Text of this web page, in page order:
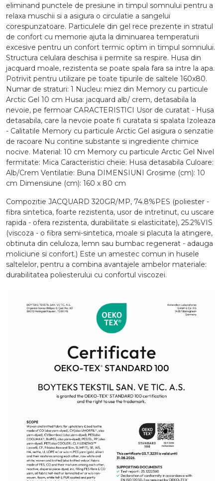
eliminand punctele de presiune in timpul somnului pentru a
relaxa muschii si a asigura o circulatie a sangelui
corespunzatoare. Particulele din gel rece prezente in stratul
de confort cu memorie ajuta la diminuarea temperaturii
excesive pentru un confort termic optim in timpul somnului.
Structura celulara deschisa ii permite sa respire. Husa din
jacquard moale, rezistenta se poate spala fara sa intre la apa.
Potrivit pentru utilizare pe toate tipurile de saltele 160x80.
Numar de straturi: 1 Nucleu: miez din Memory cu particule
Arctic Gel 10 cm Husa: jacquard alb/ crem, detasabila la
nevoie, pe fermoar CARACTERISTICI Usor de curatat - Husa
detasabila, care la nevoie poate fi curatata si spalata Izoleaza
- Calitatile Memory cu particule Arctic Gel asigura o senzatie
de racoare Nu contine substante si ingrediente chimice
nocive. Material: 10 cm Memory cu particule Arctic Gel Nivel
fermitate: Mica Caracteristici cheie: Husa detasabila Culoare:
Alb/Crem Ventilatie: Buna DIMENSIUNI Grosime (cm): 10
cm Dimensiune (cm): 160 x 80 cm
Compozitie JACQUARD 320GR/MP, 74.8%PES (poliester -
fibra sintetica, foarte rezistenta, usor de intretinut, cu uscare
rapida - ofera rezistenta, durabilitate si elasticitate), 25.2%VIS
(viscoza - o fibra semi-sintetica, moale si placuta la atingere,
obtinuta din celuloza, lemn sau bumbac regenerat - adauga
moliciune si confort.) Este un amestec comun in husele
saltelelor, pentru a combina avantajele ambelor materiale:
durabilitatea poliesterului cu confortul viscozei.